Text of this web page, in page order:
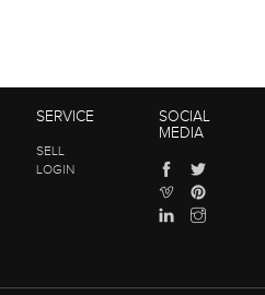
SERVICE
SELL
LOGIN
SOCIAL
MEDIA